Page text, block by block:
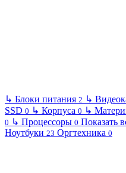
↳ Блоки питания 2 ↳
SSD 0 ↳ Корпуса 0 ↳
0 ↳ Процессоры 0 Показать
Ноутбуки 23 Оргтехника 0